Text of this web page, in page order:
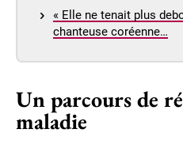
« Elle ne tenait plus
chanteuse coréenne…
Un parcours de
maladie